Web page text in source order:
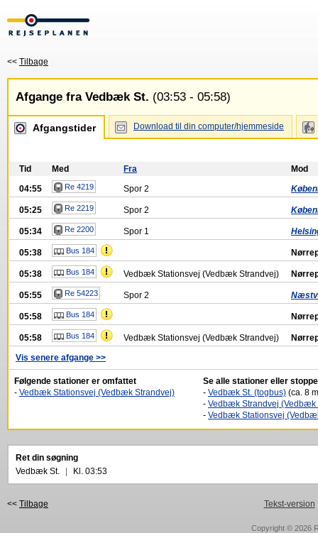
<< Tilbage
Afgange fra Vedbæk St. (03:53 - 05:58)
Afgangstider Download til din computer/hjemmeside
Tid Med Fra
Mod
04:55
Re 4219 Spor 2
05:25 Re 2219 Spor 2
05:34 Re 2200 Spor 1
05:38 Bus 184
05:38 Bus 184 Vedbæk Stationsvej (Vedbæk Strandvej)
05:55 Re 54223 Spor 2
05:58 Bus 184
05:58 Bus 184 Vedbæk Stationsvej (Vedbæk Strandvej)
Vis senere afgange >>
Følgende stationer er omfattet
- Vedbæk Stationsvej (Vedbæk Strandvej)
Se alle stationer eller
- Vedbæk St. (togbus) (ca. 8
- Vedbæk Strandvej (Vedbæk
- Vedbæk Stationsvej
Ret din søgning
Vedbæk St.
Kl. 03:53
<< Tilbage Tekst-version
Copyright © 2026